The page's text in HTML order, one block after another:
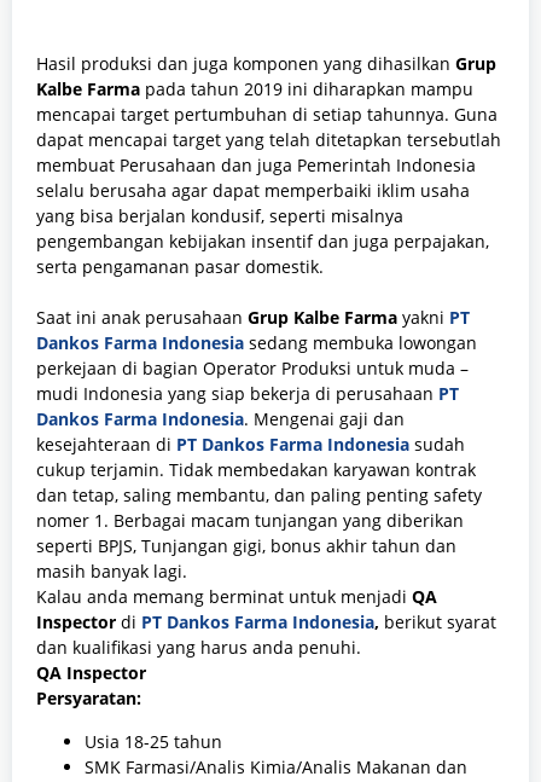
Hasil produksi dan juga komponen yang dihasilkan Grup
Kalbe Farma pada tahun 2019 ini diharapkan mampu
mencapai target pertumbuhan di setiap tahunnya. Guna
dapat mencapai target yang telah ditetapkan tersebutlah
membuat Perusahaan dan juga Pemerintah Indonesia
selalu berusaha agar dapat memperbaiki iklim usaha
yang bisa berjalan kondusif, seperti misalnya
pengembangan kebijakan insentif dan juga perpajakan,
serta pengamanan pasar domestik.
Saat ini anak perusahaan Grup Kalbe Farma yakni PT
Dankos Farma Indonesia sedang membuka lowongan
perkejaan di bagian Operator Produksi untuk muda –
mudi Indonesia yang siap bekerja di perusahaan PT
Dankos Farma Indonesia. Mengenai gaji dan
kesejahteraan di PT Dankos Farma Indonesia sudah
cukup terjamin. Tidak membedakan karyawan kontrak
dan tetap, saling membantu, dan paling penting safety
nomer 1. Berbagai macam tunjangan yang diberikan
seperti BPJS, Tunjangan gigi, bonus akhir tahun dan
masih banyak lagi.
Kalau anda memang berminat untuk menjadi QA
Inspector di PT Dankos Farma Indonesia, berikut syarat
dan kualifikasi yang harus anda penuhi.
QA Inspector
Persyaratan:
Usia 18-25 tahun
SMK Farmasi/Analis Kimia/Analis Makanan dan